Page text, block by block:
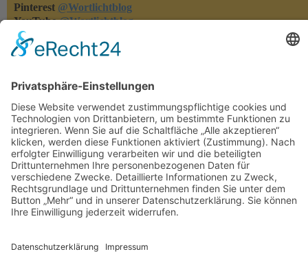
Pinterest @Wortlichtblog
YouTube @Wortlichtblog
Rezensionen
Rezensionen machen meine Bücher bekannter - und ich merke,
was euch gefällt und was nicht. Habt ihr eins meiner Bücher
gelesen, dann freue ich mich über eure Rezension auf den
einschlägigen Lese-Portalen oder in den Online-Buchshops.
Herzlichen Dank!!!
Datenschutzerklärung